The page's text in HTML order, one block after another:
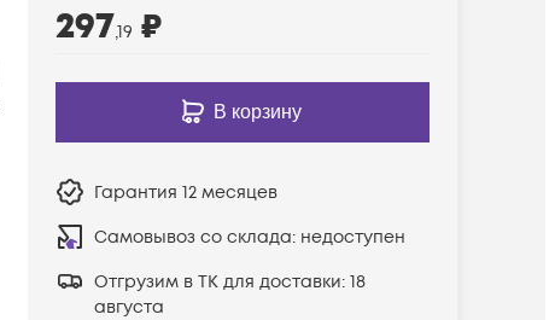
297,19 ₽
В корзину
Гарантия 12 месяцев
Самовывоз со склада: недоступен
Отгрузим в ТК для доставки: 18
августа